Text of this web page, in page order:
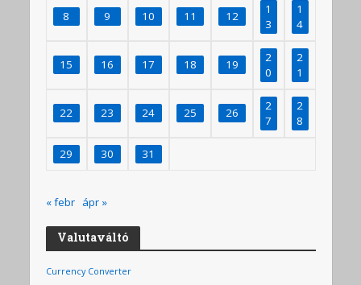
8 9 10 11 12
1
3
1
4
15 16 17 18 19
2
0
2
1
22 23 24 25 26
2
7
2
8
29 30 31
« febr ápr »
Valutaváltó
Currency Converter